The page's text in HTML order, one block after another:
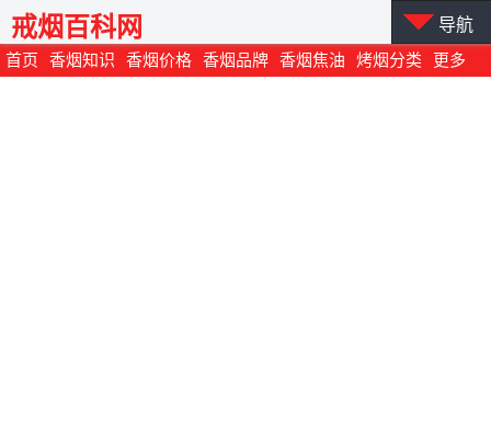
首页 香烟知识 香烟价格 香烟品牌 香烟焦油 烤烟分类 更多
戒烟百科网 导航